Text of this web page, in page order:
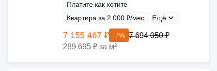
Платите как хотите
Квартира за 2 000 ₽/мес
Ещё
7 155 467 ₽ -7% 7 694 050 ₽
289 695 ₽ за м²